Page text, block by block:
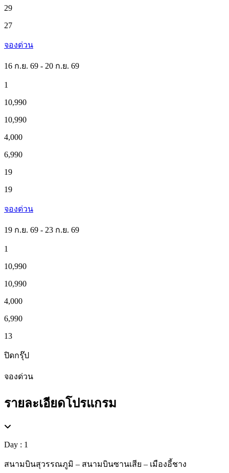
29
27
จองด่วน
16 ก.ย. 69 - 20 ก.ย. 69
1
10,990
10,990
4,000
6,990
19
19
จองด่วน
19 ก.ย. 69 - 23 ก.ย. 69
1
10,990
10,990
4,000
6,990
13
ปิดกรุ๊ป
จองด่วน
รายละเอียดโปรแกรม
Day : 1
สนามบินสุวรรณภูมิ – สนามบินซานเสีย – เมืองอี้ชาง